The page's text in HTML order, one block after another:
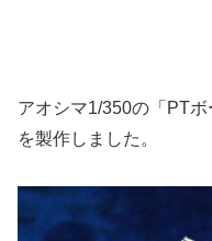
アオシマ1/350の「PTボ
を製作しました。